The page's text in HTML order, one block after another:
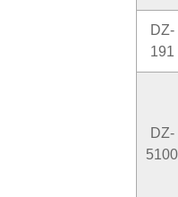
DZ-
191
DZ-
5100